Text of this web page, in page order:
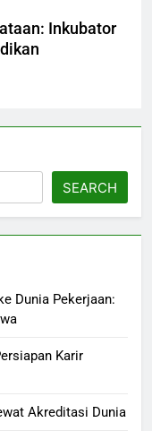
Inkubator
SEARCH
Dunia Pekerjaan:
Karir
Akreditasi Dunia